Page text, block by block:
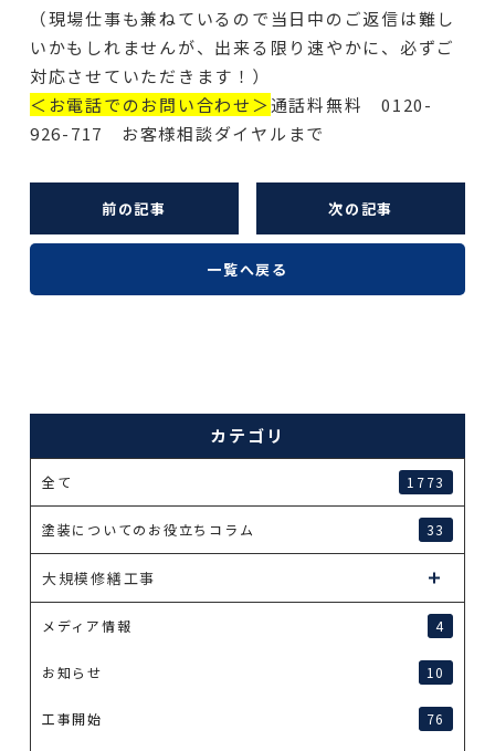
（現場仕事も兼ねているので当日中のご返信は難し
いかもしれませんが、出来る限り速やかに、必ずご
対応させていただきます！）
＜お電話でのお問い合わせ＞通話料無料 0120-
926-717 お客様相談ダイヤルまで
前の記事 次の記事
一覧へ戻る
カテゴリ
全て 1773
塗装についてのお役立ちコラム 33
大規模修繕工事
メディア情報 4
お知らせ 10
工事開始 76